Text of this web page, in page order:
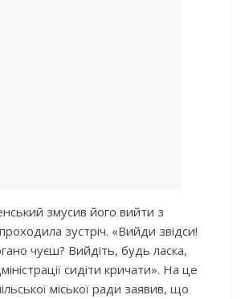
змусив його вийти з
зустріч. «Вийди звідси!
чуєш? Вийдіть, будь ласка,
сидіти кричати». На це
міської ради заявив, що